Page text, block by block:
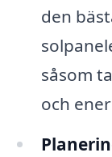
den
såsom
och